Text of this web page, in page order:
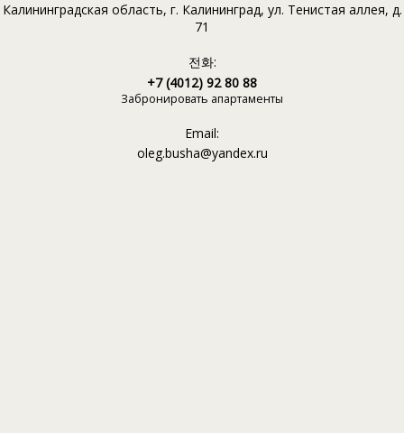
Калининградская область, г. Калининград, ул. Тенистая аллея, д.
71
전화:
+7 (4012) 92 80 88
Забронировать апартаменты
Email:
oleg.busha@yandex.ru